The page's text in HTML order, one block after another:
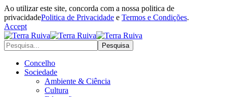
Ao utilizar este site, concorda com a nossa politica de
privacidadePolitica de Privacidade e Termos e Condições.
Accept
Concelho
Sociedade
Ambiente & Ciência
Cultura